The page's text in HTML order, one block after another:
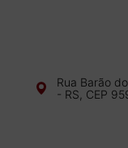
Rua Barão
- RS, CEP